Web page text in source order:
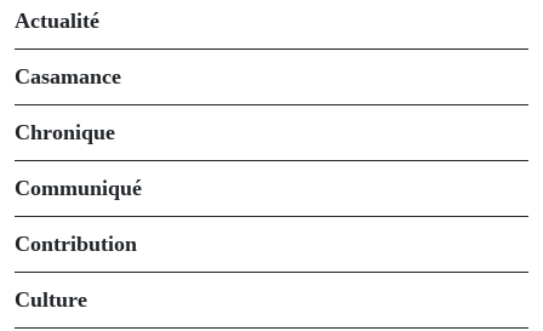
Actualité
Casamance
Chronique
Communiqué
Contribution
Culture